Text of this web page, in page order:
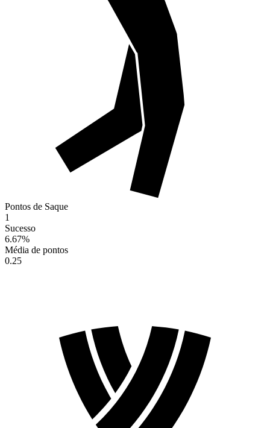
Pontos de Saque
1
Sucesso
6.67%
Média de pontos
0.25